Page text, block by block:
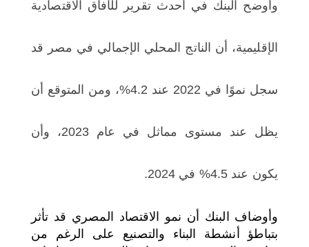
وأوضح البنك في أحدث تقرير للآفاق الاقتصادية
الإقليمية، أن الناتج المحلي الإجمالي في مصر قد
سجل نموًا في 2022 عند 4.2%، ومن المتوقع أن
يظل عند مستوى مماثل في عام 2023، وأن
يكون عند 4.5% في 2024.
وأوضاف البنك أن نمو الاقتصاد المصري قد تأثر
بتباطؤ أنشطة البناء والتصنيع على الرغم من